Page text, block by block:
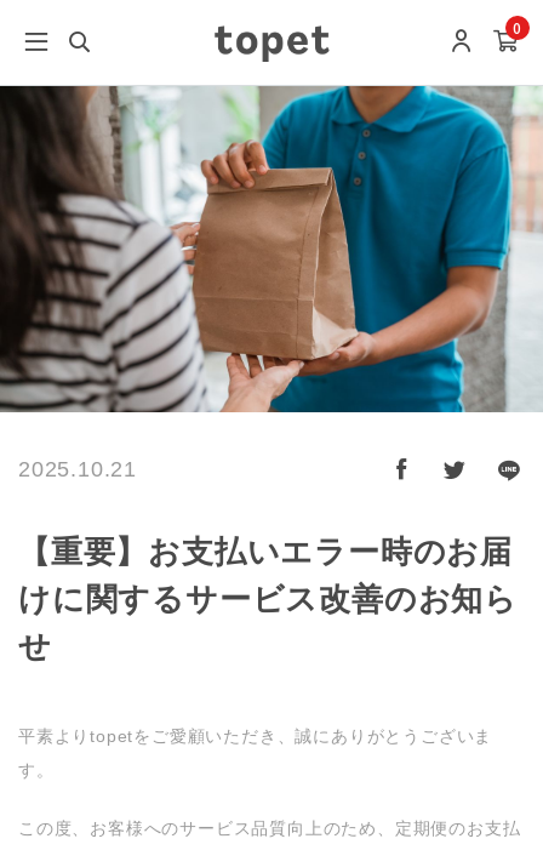
0
2025.10.21
【重要】お支払いエラー時のお届
けに関するサービス改善のお知ら
せ
平素よりtopetをご愛顧いただき、誠にありがとうございま
す。
この度、お客様へのサービス品質向上のため、定期便のお支払